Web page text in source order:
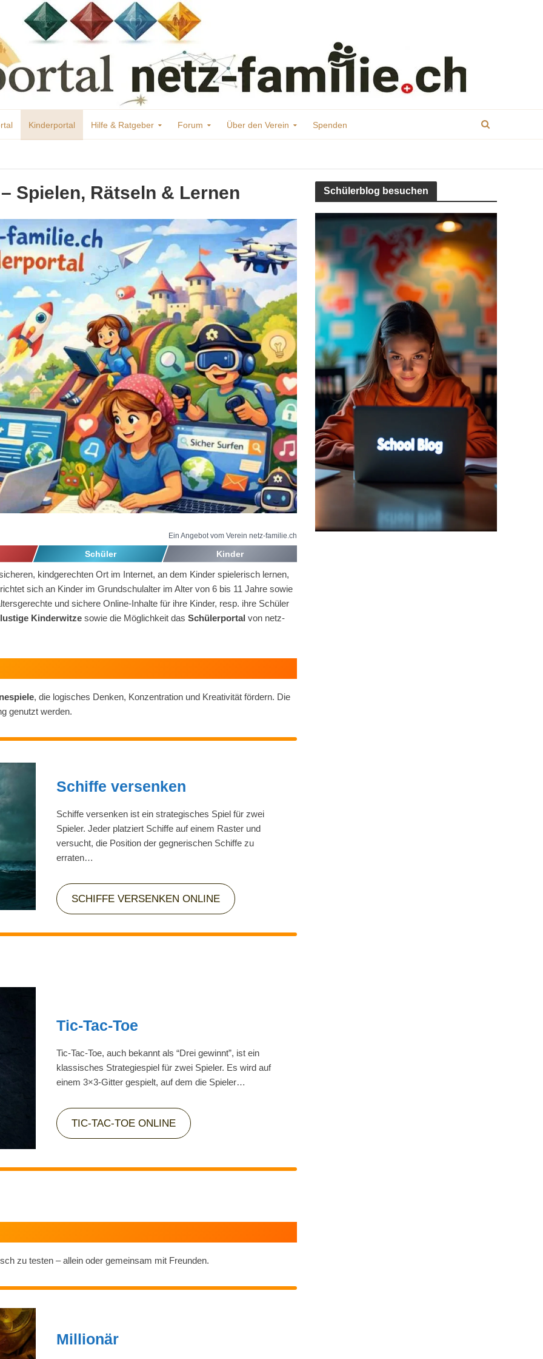
Kinderportal Hilfe & Ratgeber Forum Über den Verein Spenden
Spielen, Rätseln & Lernen
Ein Angebot vom Verein netz-familie.ch
Schüler Kinder
kindgerechten Ort im Internet, an dem Kinder spielerisch lernen,
sich an Kinder im Grundschulalter im Alter von 6 bis 11 Jahre sowie
und sichere Online-Inhalte für ihre Kinder, resp. ihre Schüler
Kinderwitze sowie die Möglichkeit das Schülerportal von netz-
, die logisches Denken, Konzentration und Kreativität fördern. Die
genutzt werden.
Schiffe versenken
Schiffe versenken ist ein strategisches Spiel für zwei
Spieler. Jeder platziert Schiffe auf einem Raster und
versucht, die Position der gegnerischen Schiffe zu
erraten…
SCHIFFE VERSENKEN ONLINE
Tic-Tac-Toe
Tic-Tac-Toe, auch bekannt als “Drei gewinnt”, ist ein
klassisches Strategiespiel für zwei Spieler. Es wird auf
einem 3×3-Gitter gespielt, auf dem die Spieler…
TIC-TAC-TOE ONLINE
zu testen – allein oder gemeinsam mit Freunden.
Millionär
Schülerblog besuchen